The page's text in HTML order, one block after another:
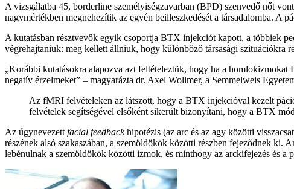
A vizsgálatba 45, borderline személyiségzavarban (BPD) szenvedő nőt
nagymértékben megnehezítik az egyén beilleszkedését a társadalomba. A
A kutatásban résztvevők egyik csoportja BTX injekciót kapott, a többiek
végrehajtaniuk: meg kellett állniuk, hogy különböző társasági szituációkra
„Korábbi kutatásokra alapozva azt feltételeztük, hogy ha a
negatív érzelmeket” – magyarázta dr. Axel Wollmer, a Semmelweis
Az fMRI felvételeken az látszott, hogy a BTX injekcióval kezelt
felvételek segítségével elsőként sikerült bizonyítani, hogy a BTX
Az úgynevezett facial feedbackhipotézis (az arc és az agy közötti
részének alsó szakaszában, a szemöldökök közötti részben fejeződnek
lebénulnak a szemöldökök közötti izmok, és minthogy az arckifejezés és a